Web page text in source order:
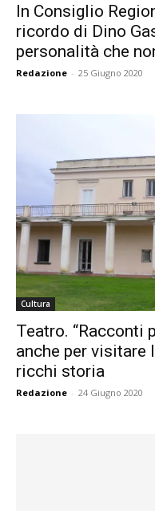
In Consiglio
ricordo di Dino
personalità che
Redazione - 25 Giugno 2020
Cultura
Teatro. “Racconti
anche per visitare
ricchi storia
Redazione - 24 Giugno 2020